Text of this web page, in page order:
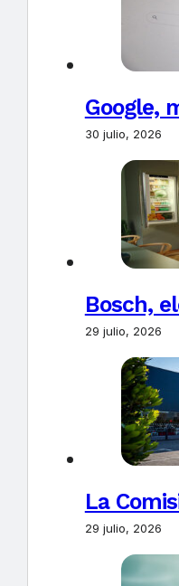
Google,
30 julio, 2026
Bosch,
29 julio, 2026
La
29 julio, 2026